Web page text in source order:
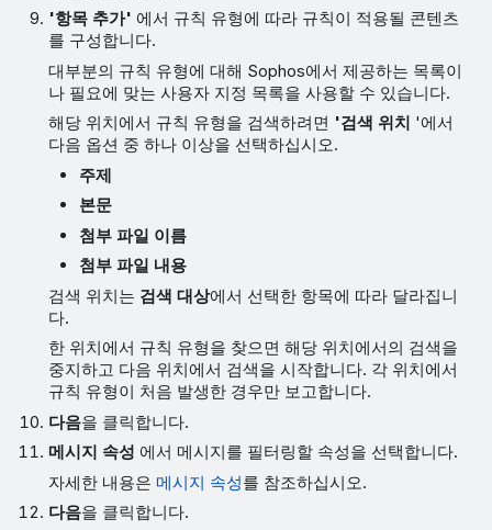
'항목 추가' 에서 규칙 유형에 따라 규칙이 적용될 콘텐츠
를 구성합니다.
대부분의 규칙 유형에 대해 Sophos에서 제공하는 목록이
나 필요에 맞는 사용자 지정 목록을 사용할 수 있습니다.
해당 위치에서 규칙 유형을 검색하려면 '검색 위치 '에서
다음 옵션 중 하나 이상을 선택하십시오.
주제
본문
첨부 파일 이름
첨부 파일 내용
검색 위치는 검색 대상에서 선택한 항목에 따라 달라집니
다.
한 위치에서 규칙 유형을 찾으면 해당 위치에서의 검색을
중지하고 다음 위치에서 검색을 시작합니다. 각 위치에서
규칙 유형이 처음 발생한 경우만 보고합니다.
다음을 클릭합니다.
메시지 속성 에서 메시지를 필터링할 속성을 선택합니다.
자세한 내용은메시지 속성를 참조하십시오.
다음을 클릭합니다.